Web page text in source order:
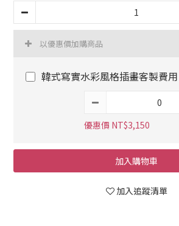
以優惠價加購商品
韓式寫實水彩風格插畫客製費用
優惠價 NT$3,150
加入購物車
加入追蹤清單